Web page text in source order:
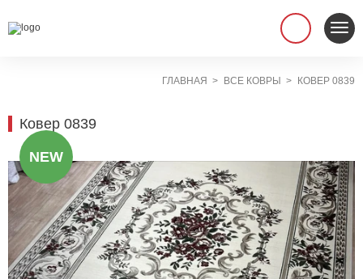
ГЛАВНАЯ ВСЕ КОВРЫ КОВЕР 0839
Ковер 0839
NEW